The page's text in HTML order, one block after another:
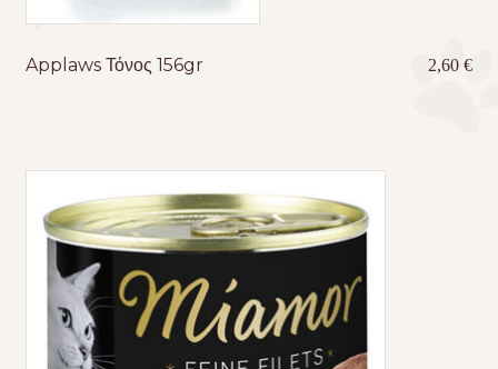
Applaws Τόνος 156gr 2,60€